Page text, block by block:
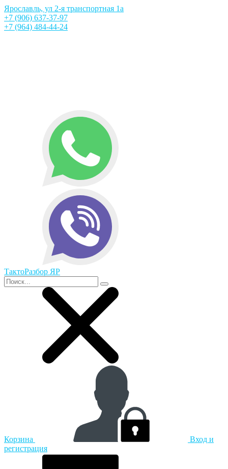
Ярославль, ул 2-я транспортная 1а
+7 (906) 637-37-97
+7 (964) 484-44-24
ТактоРазбор ЯР
Корзина
Вход и
регистрация